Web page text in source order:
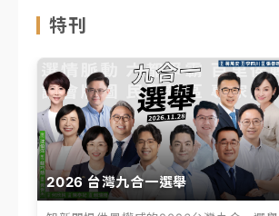
特刊
2026 台灣九合一選舉